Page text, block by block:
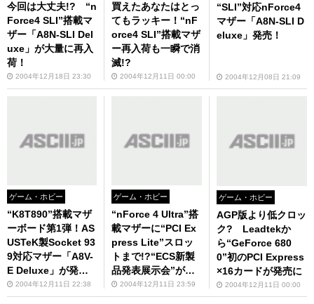
今回は大丈夫!? “n
Force4 SLI”搭載マ
ザー「A8N-SLI Del
uxe」が大量に再入
荷！
2004年12月18日 23:30
買えたあなたはとっ
てもラッキー！“nF
orce4 SLI”搭載マザ
ー再入荷も一瞬で消
滅!?
2004年12月11日 00:00
“SLI”対応nForce4
マザー「A8N-SLI D
eluxe」発売！
2004年12月08日 21:09
ゲーム・ホビー
“K8T890”搭載マザ
ーボード第1弾！AS
USTeK製Socket 93
9対応マザー「A8V-
E Deluxe」が発
売！2004年12月11日 22:38
ゲーム・ホビー
“nForce 4 Ultra”搭
載マザーに“PCI Ex
press Lite”スロッ
トまで!?“ECS新製
品発表展示会”が本
日開催！
2004年12月11日 23:59
ゲーム・ホビー
AGP版より低クロッ
ク? Leadtekか
ら“GeForce 680
0”初のPCI Express
×16カードが発売に
2004年12月11日 00:00